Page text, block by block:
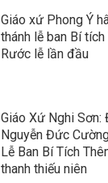
Giáo xứ Phong Ý
thánh lễ ban Bí
Rước lễ lần đầu
Giáo Xứ Nghi Sơn:
Nguyễn Đức
Lễ Ban Bí Tích
thanh thiếu niên